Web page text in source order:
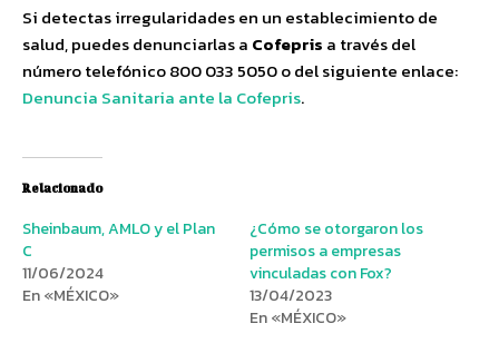
Si detectas irregularidades en un establecimiento de
salud, puedes denunciarlas a Cofepris a través del
número telefónico 800 033 5050 o del siguiente enlace:
Denuncia Sanitaria ante la Cofepris.
Relacionado
Sheinbaum, AMLO y el Plan
C
11/06/2024
En «MÉXICO»
¿Cómo se otorgaron los
permisos a empresas
vinculadas con Fox?
13/04/2023
En «MÉXICO»